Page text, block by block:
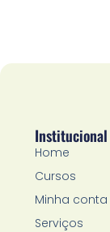
Institucional
Home
Cursos
Minha conta
Serviços